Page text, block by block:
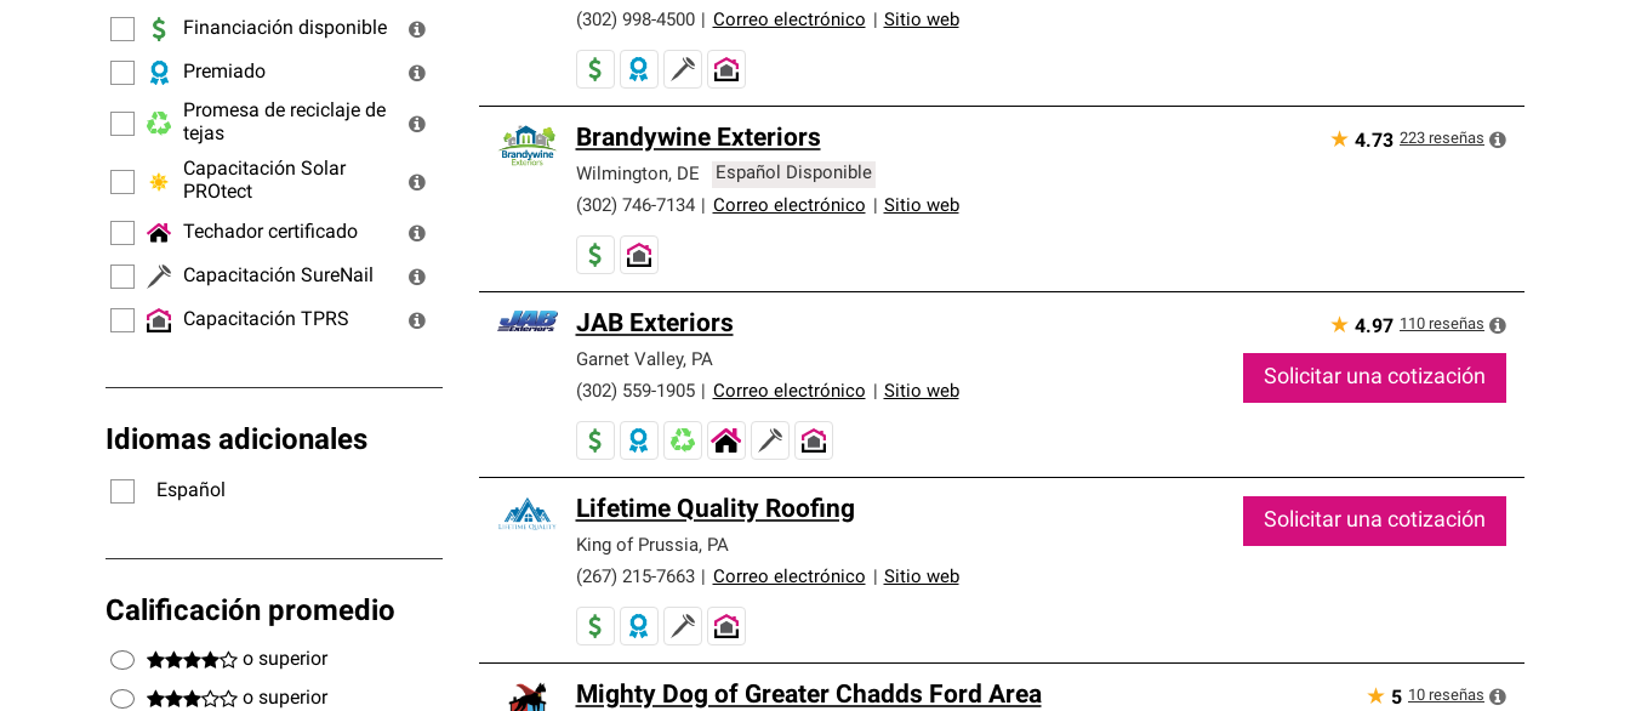
Financiación disponible
Premiado
Promesa de reciclaje de
tejas
Capacitación Solar
PROtect
Techador certificado
Capacitación SureNail
Capacitación TPRS
Idiomas adicionales
Español
Calificación promedio
o superior
o superior
(302) 998-4500
Correo electrónico Sitio web
Brandywine Exteriors
Wilmington, DE
Español Disponible
(302) 746-7134
Correo electrónico Sitio web
★ 4.73 223 reseñas
JAB Exteriors
Garnet Valley, PA
(302) 559-1905
Correo electrónico Sitio web
★ 4.97 110 reseñas
Solicitar una cotización
Lifetime Quality Roofing
King of Prussia, PA
(267) 215-7663
Correo electrónico Sitio web
Solicitar una cotización
Mighty Dog of Greater Chadds Ford Area ★ 5 10 reseñas